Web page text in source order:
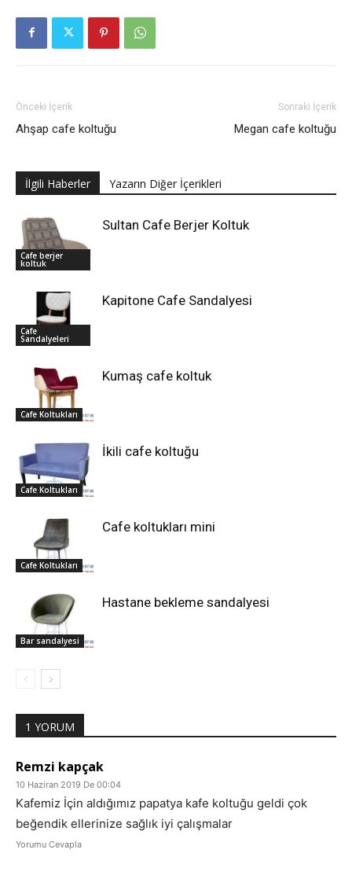
Önceki İçerik
Ahşap cafe koltuğu
Sonraki İçerik
Megan cafe koltuğu
İlgili Haberler Yazarın Diğer İçerikleri
Cafe berjer
koltuk
Sultan Cafe Berjer Koltuk
Cafe
Sandalyeleri
Kapitone Cafe Sandalyesi
Cafe Koltukları
Kumaş cafe koltuk
Cafe Koltukları
İkili cafe koltuğu
Cafe Koltukları
Cafe koltukları mini
Bar sandalyesi
Hastane bekleme sandalyesi
1 YORUM
Remzi kapçak
10 Haziran 2019 De 00:04
Kafemiz İçin aldığımız papatya kafe koltuğu geldi çok
beğendik ellerinize sağlık iyi çalışmalar
Yorumu Cevapla